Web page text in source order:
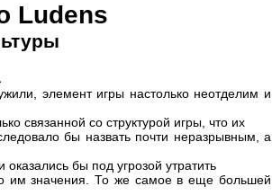
Ludens
элемент игры настолько неотделим и
связанной со структурой игры, что их
бы назвать почти неразрывным, а
оказались бы под угрозой утратить
им значения. То же самое в еще большей